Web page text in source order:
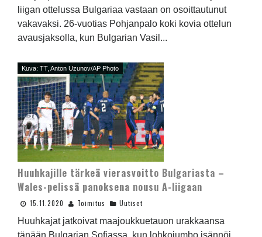
liigan ottelussa Bulgariaa vastaan on osoittautunut
vakavaksi. 26-vuotias Pohjanpalo koki kovia ottelun
avausjaksolla, kun Bulgarian Vasil...
Kuva: TT, Anton Uzunov/AP Photo
Huuhkajille tärkeä vierasvoitto Bulgariasta –
Wales-pelissä panoksena nousu A-liigaan
15.11.2020 Toimitus Uutiset
Huuhkajat jatkoivat maajoukkuetauon urakkaansa